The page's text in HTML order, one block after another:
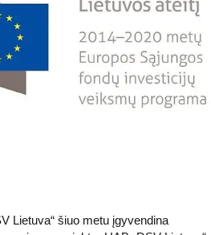
Lietuva“ šiuo metu įgyvendina